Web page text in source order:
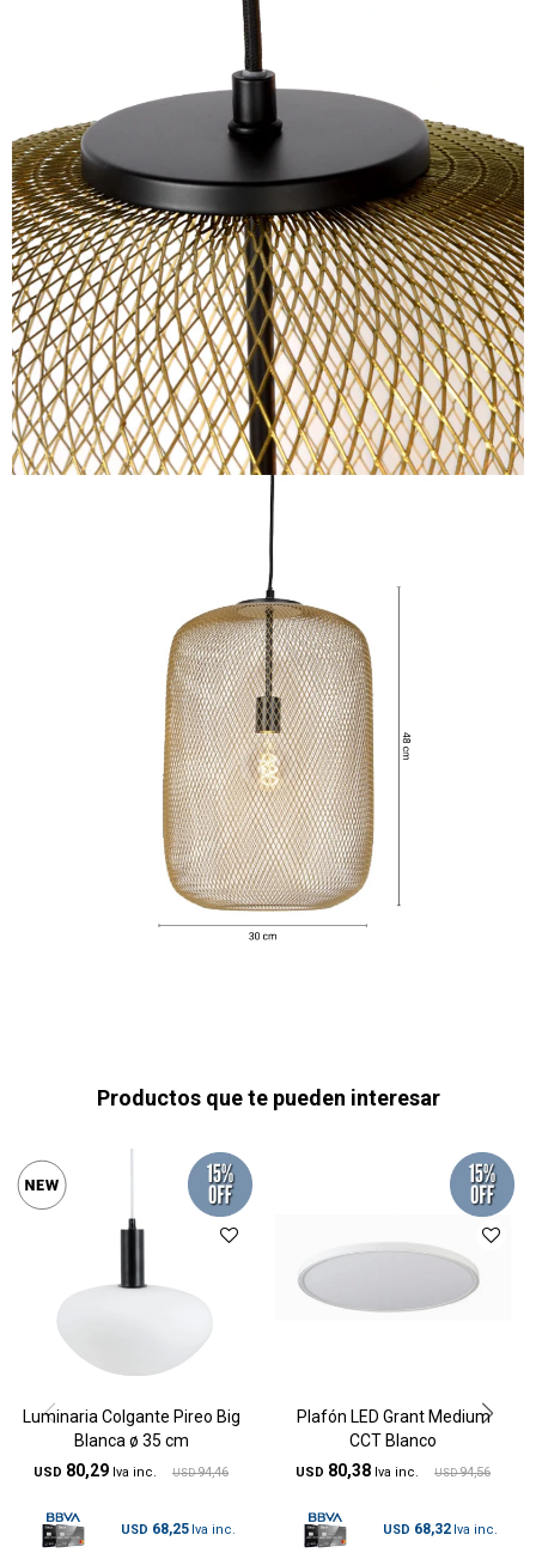
Productos que te pueden interesar
Luminaria Colgante Pireo Big
Blanca ø 35 cm
USD 80,29 USD 94,46
USD 68,25
Plafón LED Grant Medium
CCT Blanco
USD 80,38 USD 94,56
USD 68,32